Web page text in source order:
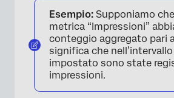
Esempio: Supponiamo
metrica “Impressioni”
conteggio aggregato pari
significa che
impostato sono state
impressioni.